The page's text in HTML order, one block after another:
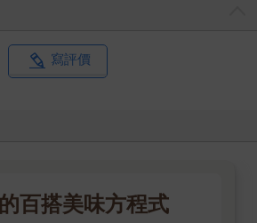
、湯（탕）、燉湯/鍋（찌개）、火鍋
魚湯、豬肉湯飯等49道韓國代表性的經
！國際級超人氣韓廚，教你在家煮出道
寫評價
百搭美味方程式